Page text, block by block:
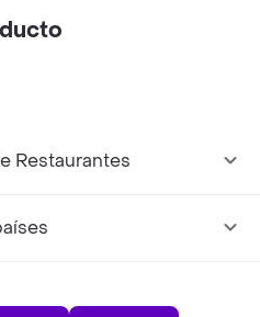
Restaurantes